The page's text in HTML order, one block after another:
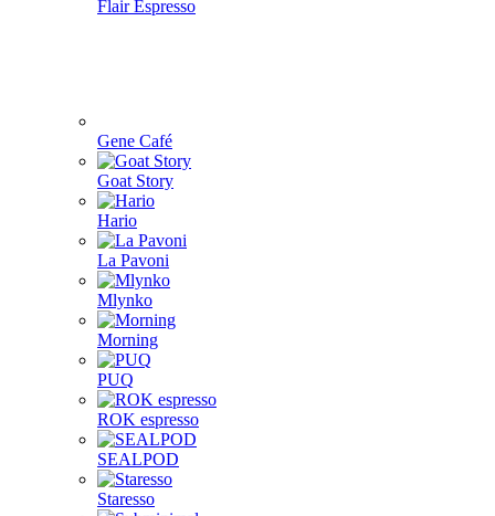
Flair Espresso
Gene Café
Goat Story
Hario
La Pavoni
Mlynko
Morning
PUQ
ROK espresso
SEALPOD
Staresso